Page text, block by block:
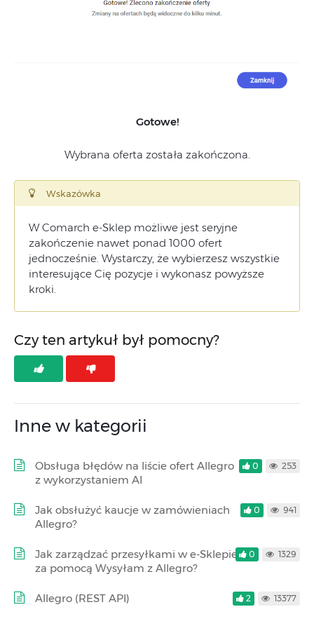
Gotowe!
Wybrana oferta została zakończona.
Wskazówka
W Comarch e-Sklep możliwe jest seryjne
zakończenie nawet ponad 1000 ofert
jednocześnie. Wystarczy, że wybierzesz wszystkie
interesujące Cię pozycje i wykonasz powyższe
kroki.
Czy ten artykuł był pomocny?
Inne w kategorii
Obsługa błędów na liście ofert Allegro
z wykorzystaniem AI
0 253
Jak obsłużyć kaucje w zamówieniach
Allegro?
0 941
Jak zarządzać przesyłkami w e-Sklepie
za pomocą Wysyłam z Allegro?
0 1329
Allegro (REST API) 2 13377